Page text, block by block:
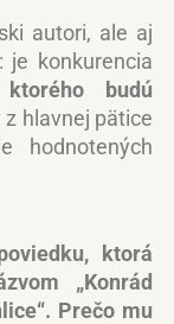
autori, ale aj
je konkurencia
budú
hlavnej pätice
hodnotených
ktorá
„Konrád
Prečo mu